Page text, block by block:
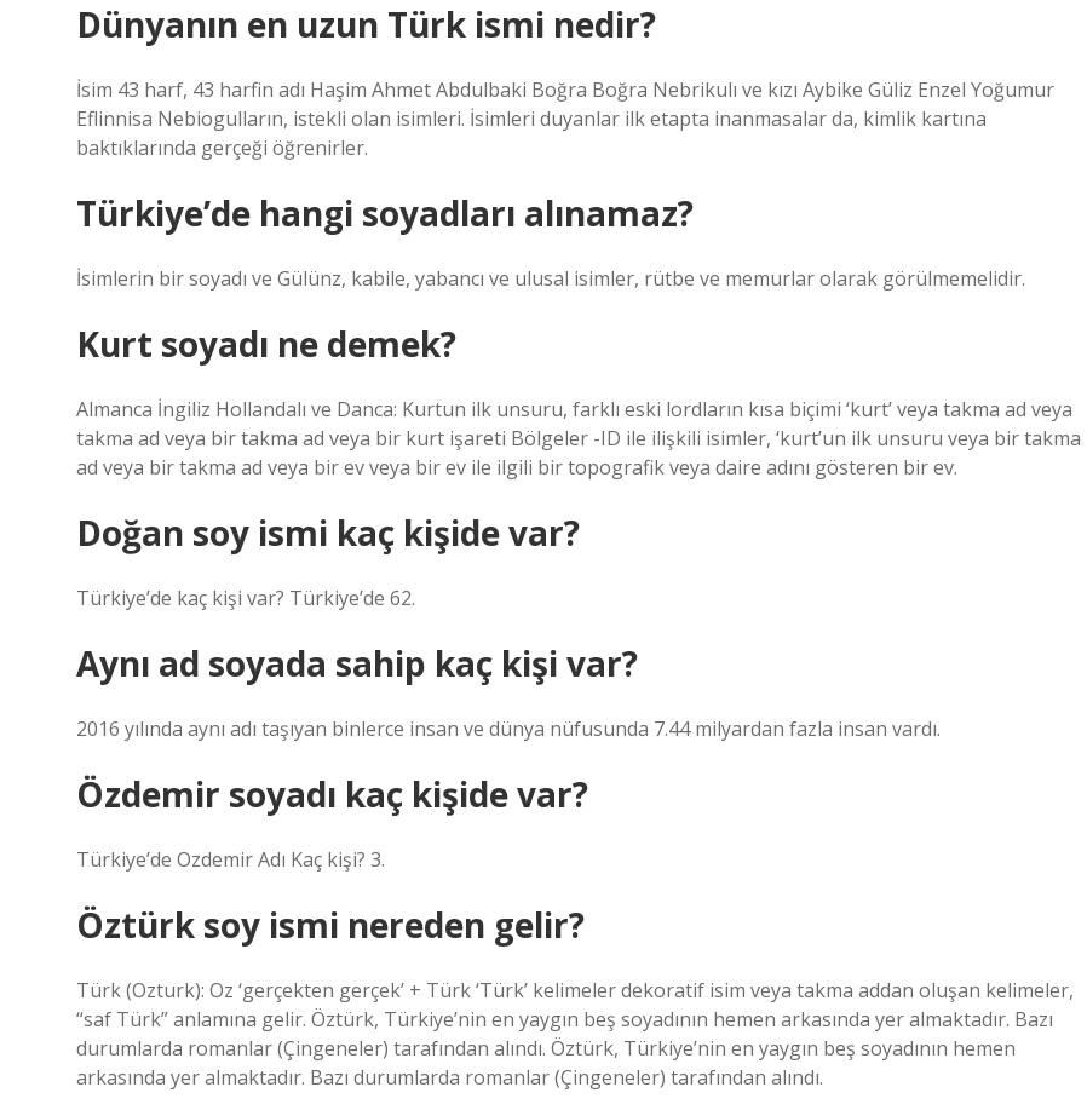
Dünyanın en uzun Türk ismi nedir?
İsim 43 harf, 43 harfin adı Haşim Ahmet Abdulbaki Boğra Boğra Nebrikulı ve kızı Aybike Güliz Enzel Yoğumur
Eflinnisa Nebiogulların, istekli olan isimleri. İsimleri duyanlar ilk etapta inanmasalar da, kimlik kartına
baktıklarında gerçeği öğrenirler.
Türkiye’de hangi soyadları alınamaz?
İsimlerin bir soyadı ve Gülünz, kabile, yabancı ve ulusal isimler, rütbe ve memurlar olarak görülmemelidir.
Kurt soyadı ne demek?
Almanca İngiliz Hollandalı ve Danca: Kurtun ilk unsuru, farklı eski lordların kısa biçimi ‘kurt’ veya takma ad veya
takma ad veya bir takma ad veya bir kurt işareti Bölgeler -ID ile ilişkili isimler, ‘kurt’un ilk unsuru veya bir takma
ad veya bir takma ad veya bir ev veya bir ev ile ilgili bir topografik veya daire adını gösteren bir ev.
Doğan soy ismi kaç kişide var?
Türkiye’de kaç kişi var? Türkiye’de 62.
Aynı ad soyada sahip kaç kişi var?
2016 yılında aynı adı taşıyan binlerce insan ve dünya nüfusunda 7.44 milyardan fazla insan vardı.
Özdemir soyadı kaç kişide var?
Türkiye’de Ozdemir Adı Kaç kişi? 3.
Öztürk soy ismi nereden gelir?
Türk (Ozturk): Oz ‘gerçekten gerçek’ + Türk ‘Türk’ kelimeler dekoratif isim veya takma addan oluşan kelimeler,
“saf Türk” anlamına gelir. Öztürk, Türkiye’nin en yaygın beş soyadının hemen arkasında yer almaktadır. Bazı
durumlarda romanlar (Çingeneler) tarafından alındı. Öztürk, Türkiye’nin en yaygın beş soyadının hemen
arkasında yer almaktadır. Bazı durumlarda romanlar (Çingeneler) tarafından alındı.